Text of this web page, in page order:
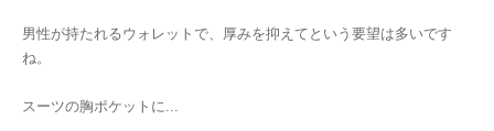
男性が持たれるウォレットで、厚みを抑えてという要望は多いです
ね。
スーツの胸ポケットに...